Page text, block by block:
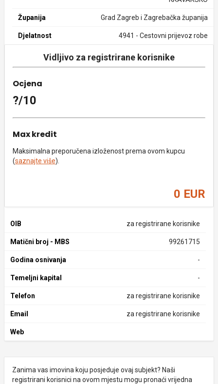
Županija Grad Zagreb i Zagrebačka županija
Djelatnost 4941 - Cestovni prijevoz robe
Vidljivo za registrirane korisnike
Ocjena
?/10
Max kredit
Maksimalna preporučena izloženost prema ovom kupcu
(saznajte više).
0 EUR
OIB za registrirane korisnike
Matični broj - MBS 99261715
Godina osnivanja -
Temeljni kapital -
Telefon za registrirane korisnike
Email za registrirane korisnike
Web
Zanima vas imovina koju posjeduje ovaj subjekt? Naši
registrirani korisnici na ovom mjestu mogu pronaći vrijedna